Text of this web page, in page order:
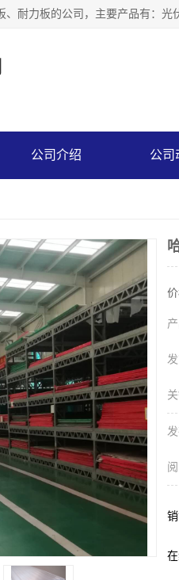
公司介绍 公司
发
发
销
在